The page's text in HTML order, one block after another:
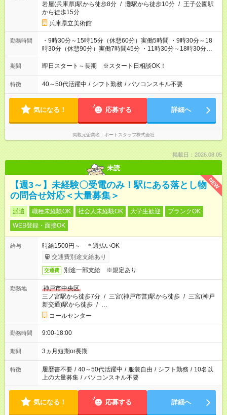
岩屋(兵庫県)駅から徒歩8分 / 灘駅から徒歩10分 / 王子公園駅
から徒歩15分
兵庫県立美術館
勤務時間
・9時30分～15時15分（休憩60分）実働5時間 ・9時30分～18
時30分（休憩90分）実働7時間45分 ・11時30分～18時30分
（休憩60分）実働6時間15分 ※どの時間帯の勤務も可能な方
（各ローテーションによって休憩時間の変動あり）
期間 即日スタート～長期 ※スタート日相談OK！
特徴 40～50代活躍中 / シフト勤務 / パソコンスキル不要
気になる！ 応募する 詳細へ
掲載元企業名 ポートスタッフ株式会社
掲載日：2026.08.05
未読
NEW
【週3～】未経験〇受電のみ！駅にある落とし物
の問合せ対応＜大量募集＞
派遣 職種未経験OK 社会人未経験OK 大学生歓迎
ブランクOK
WEB登録・面接OK
給与
時給1500円～ ＊週払いOK
交通費別途支給あり
交通費 別途一部支給 ※規定あり
勤務地
神戸市中央区
三ノ宮駅から徒歩7分 / 三宮(神戸市営)駅から徒歩 / 三宮(神戸
新交通)駅から徒歩 / …
コールセンター
勤務時間 9:00-18:00
期間 3ヵ月短期or長期
特徴 履歴書不要 / 40～50代活躍中 / 服装自由 / シフト勤務 / 10名以
上の大量募集 / パソコンスキル不要
気になる！ 応募する 詳細へ